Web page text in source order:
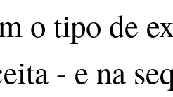
o tipo de
- e na